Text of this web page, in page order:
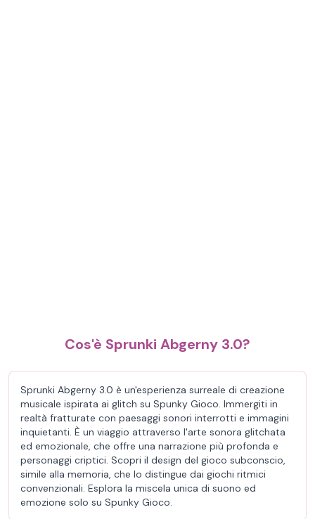
Cos'è Sprunki Abgerny 3.0?
Sprunki Abgerny 3.0 è un'esperienza surreale di creazione
musicale ispirata ai glitch su Spunky Gioco. Immergiti in
realtà fratturate con paesaggi sonori interrotti e immagini
inquietanti. È un viaggio attraverso l'arte sonora glitchata
ed emozionale, che offre una narrazione più profonda e
personaggi criptici. Scopri il design del gioco subconscio,
simile alla memoria, che lo distingue dai giochi ritmici
convenzionali. Esplora la miscela unica di suono ed
emozione solo su Spunky Gioco.